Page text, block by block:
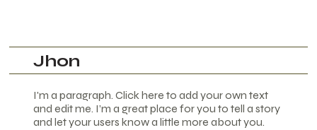
Jhon
I'm a paragraph. Click here to add your own text
and edit me. I’m a great place for you to tell a story
and let your users know a little more about you.